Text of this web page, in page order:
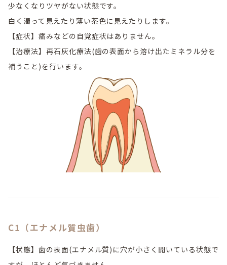
少なくなりツヤがない状態です。
白く濁って見えたり薄い茶色に見えたりします。
【症状】痛みなどの自覚症状はありません。
【治療法】再石灰化療法(歯の表面から溶け出たミネラル分を
補うこと)を行います。
C1（エナメル質虫歯）
【状態】歯の表面(エナメル質)に穴が小さく開いている状態で